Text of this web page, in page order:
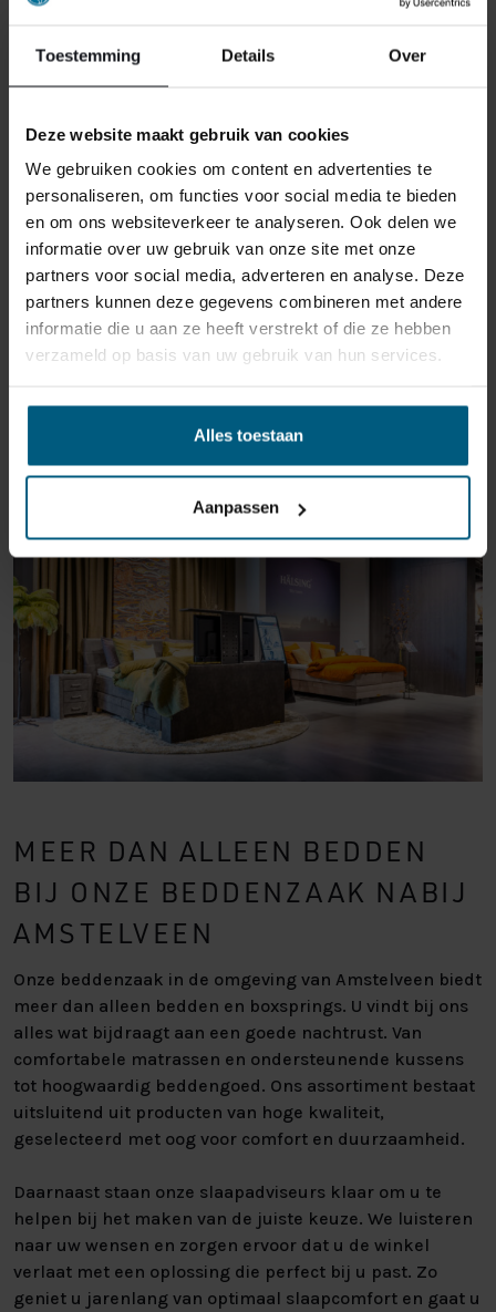
Toestemming Details Over
Deze website maakt gebruik van cookies
We gebruiken cookies om content en advertenties te
personaliseren, om functies voor social media te bieden
en om ons websiteverkeer te analyseren. Ook delen we
informatie over uw gebruik van onze site met onze
partners voor social media, adverteren en analyse. Deze
partners kunnen deze gegevens combineren met andere
informatie die u aan ze heeft verstrekt of die ze hebben
verzameld op basis van uw gebruik van hun services.
Alles toestaan
Aanpassen
samen het bed van uw dromen te vinden. U kunt in alle
een showroom bij u in de buurt. Wij nemen de tijd en
zorgen ervoor dat u met een goed gevoel en het juiste
Nederlands Slaapcentrum is niet alleen een bekende
beddenwinkel voor Amstelveen, maar ook voor
verspreid over Noord-Holland, Brabant en Limburg is er
MEER DAN ALLEEN BEDDEN
BIJ ONZE BEDDENZAAK NABIJ
AMSTELVEEN
Onze beddenzaak in de omgeving van Amstelveen biedt
meer dan alleen bedden en boxsprings. U vindt bij ons
alles wat bijdraagt aan een goede nachtrust. Van
comfortabele matrassen en ondersteunende kussens
tot hoogwaardig beddengoed. Ons assortiment bestaat
uitsluitend uit producten van hoge kwaliteit,
geselecteerd met oog voor comfort en duurzaamheid.
Daarnaast staan onze slaapadviseurs klaar om u te
helpen bij het maken van de juiste keuze. We luisteren
naar uw wensen en zorgen ervoor dat u de winkel
verlaat met een oplossing die perfect bij u past. Zo
geniet u jarenlang van optimaal slaapcomfort en gaat u